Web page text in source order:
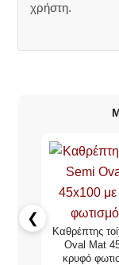
χρήστη.
❮
Καθρέπτης
Oval Mat
κρυφό